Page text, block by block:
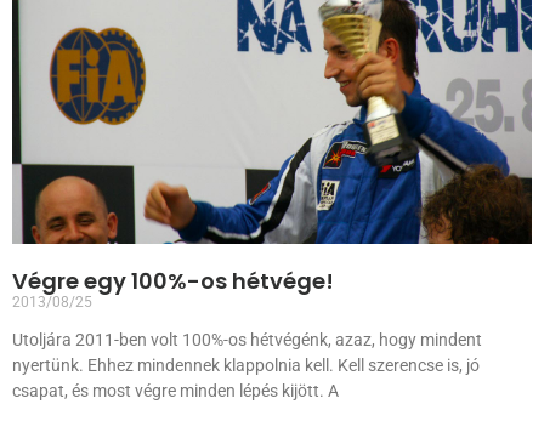
Végre egy 100%-os hétvége!
2013/08/25
Utoljára 2011-ben volt 100%-os hétvégénk, azaz, hogy mindent
nyertünk. Ehhez mindennek klappolnia kell. Kell szerencse is, jó
csapat, és most végre minden lépés kijött. A